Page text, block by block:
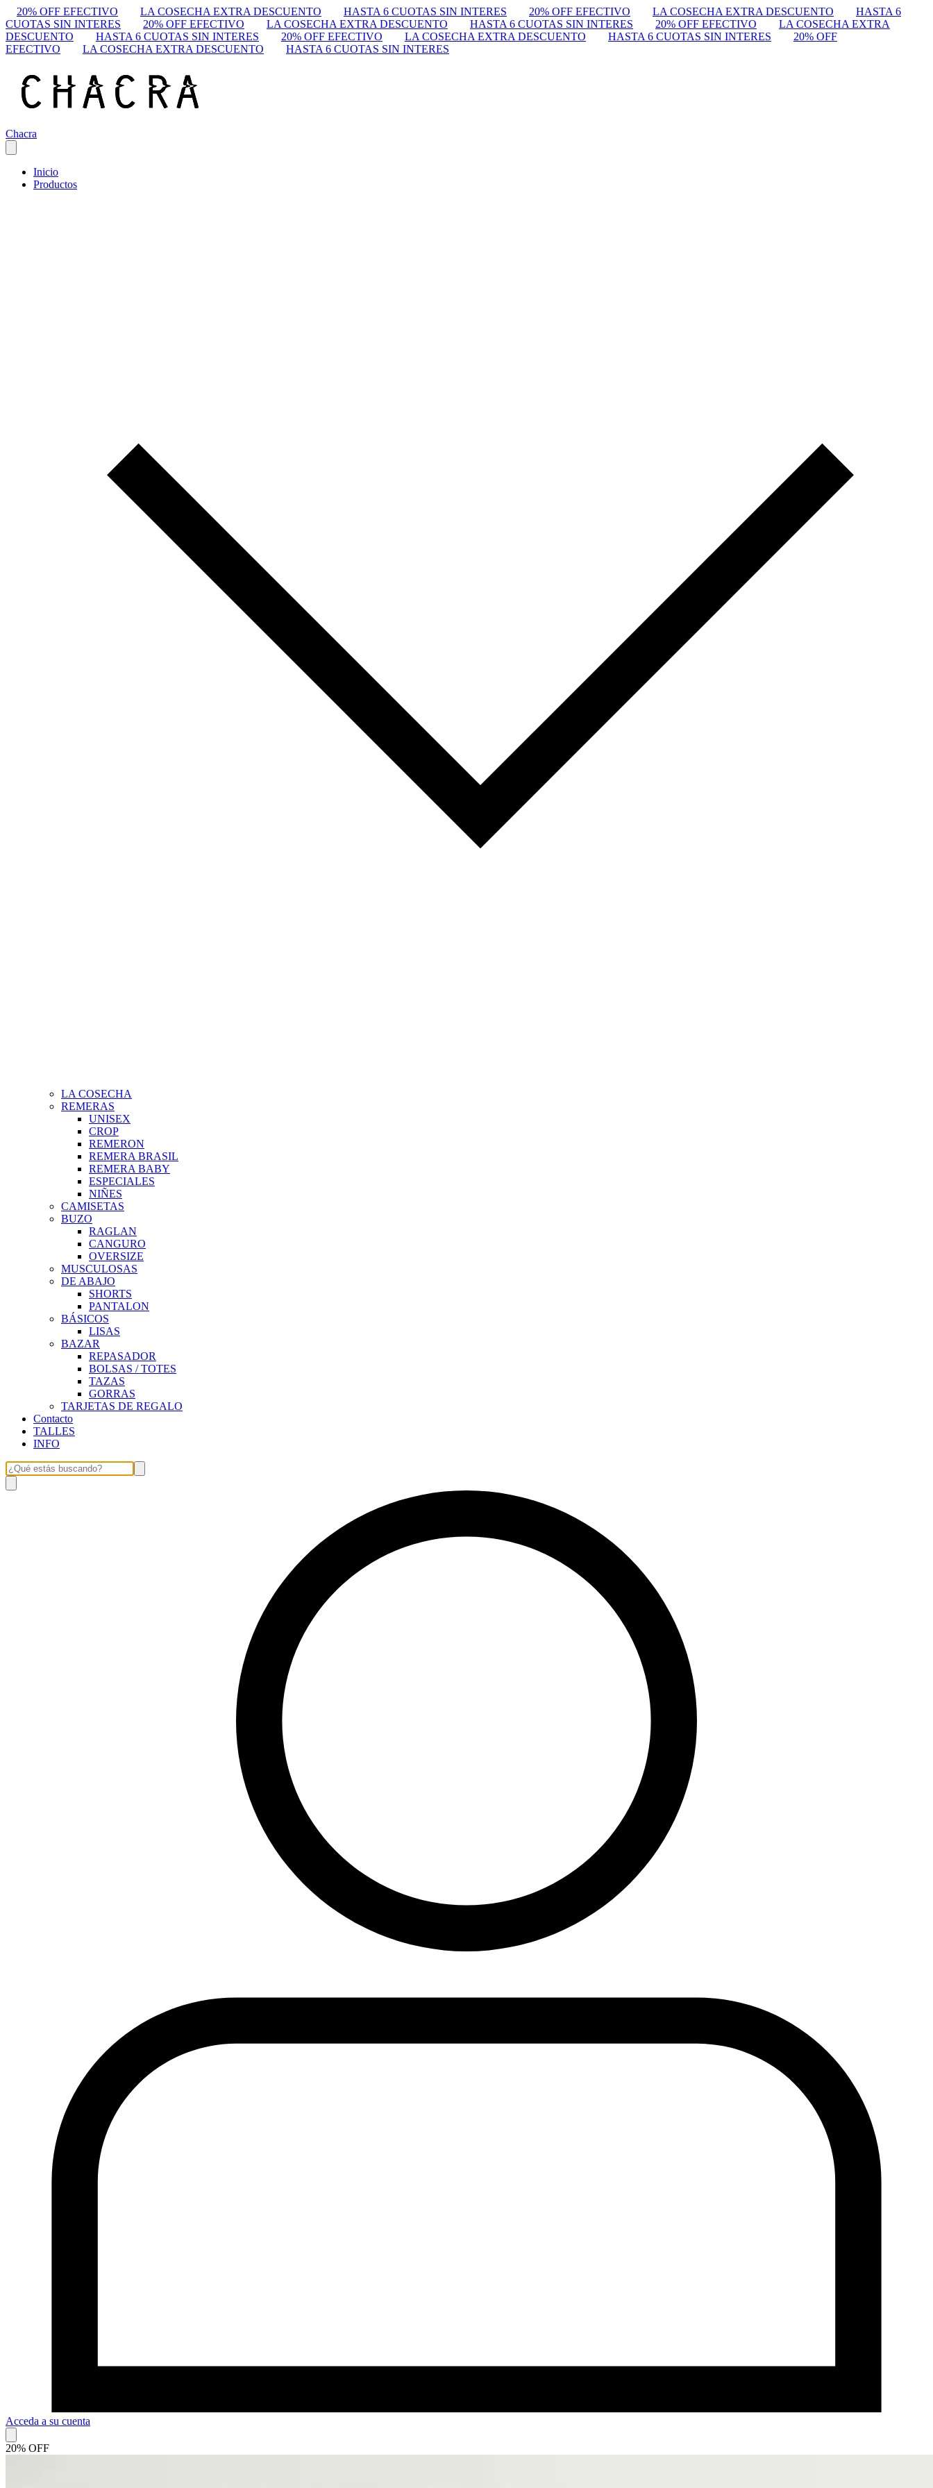
20% OFF EFECTIVO LA COSECHA EXTRA DESCUENTO HASTA 6 CUOTAS SIN INTERES 20% OFF EFECTIVO LA COSECHA EXTRA DESCUENTO
HASTA 6
CUOTAS SIN INTERES
20% OFF EFECTIVO LA COSECHA EXTRA DESCUENTO HASTA 6 CUOTAS SIN INTERES 20% OFF EFECTIVO
LA COSECHA EXTRA
DESCUENTO
HASTA 6 CUOTAS SIN INTERES 20% OFF EFECTIVO LA COSECHA EXTRA DESCUENTO HASTA 6 CUOTAS SIN INTERES
20% OFF
EFECTIVO
LA COSECHA EXTRA DESCUENTO HASTA 6 CUOTAS SIN INTERES
Chacra
Inicio
Productos
LA COSECHA
REMERAS
UNISEX
CROP
REMERON
REMERA BRASIL
REMERA BABY
ESPECIALES
NIÑES
CAMISETAS
BUZO
RAGLAN
CANGURO
OVERSIZE
MUSCULOSAS
DE ABAJO
SHORTS
PANTALON
BÁSICOS
LISAS
BAZAR
REPASADOR
BOLSAS / TOTES
TAZAS
GORRAS
TARJETAS DE REGALO
Contacto
TALLES
INFO
Acceda a su cuenta
20% OFF